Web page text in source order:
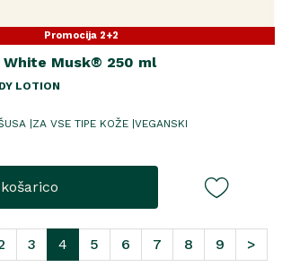
Promocija 2+2
Musk® 250 ml
LOTION
|ZA VSE TIPE KOŽE |VEGANSKI
3 4 5 6 7 8 9
>